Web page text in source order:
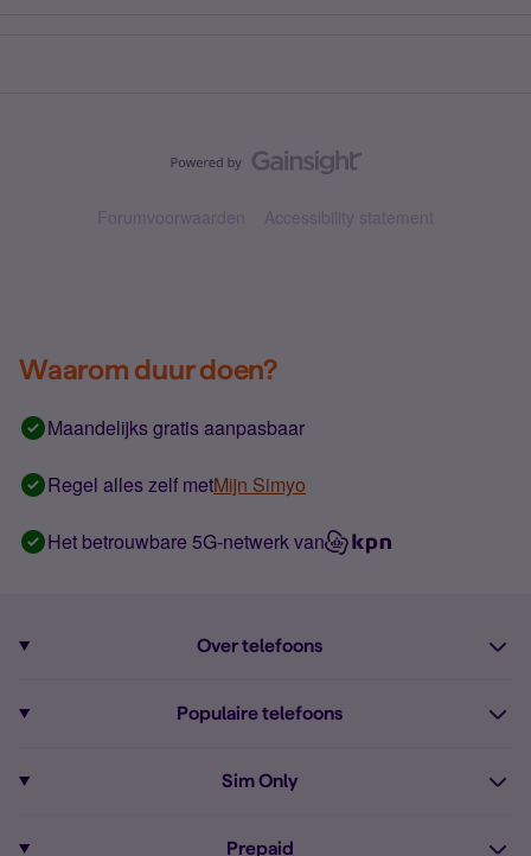
Forumvoorwaarden Accessibility statement
Waarom duur doen?
Maandelijks gratis aanpasbaar
Regel alles zelf metMijn Simyo
Het betrouwbare 5G-netwerk van
Over telefoons
Alle telefoons
Populaire telefoons
Sim Only
Prepaid